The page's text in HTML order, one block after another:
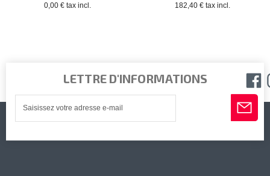
0,00 € tax incl. 182,40 € tax incl.
LETTRE D'INFORMATIONS